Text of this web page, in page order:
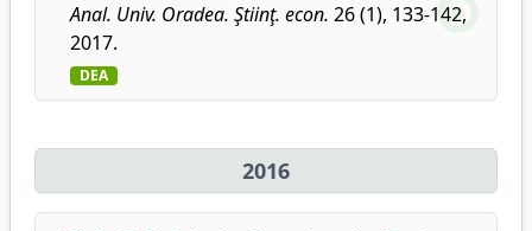
Anal. Univ. Oradea. Ştiinţ. econ. 26 (1), 133-142,
2017.
DEA
2016